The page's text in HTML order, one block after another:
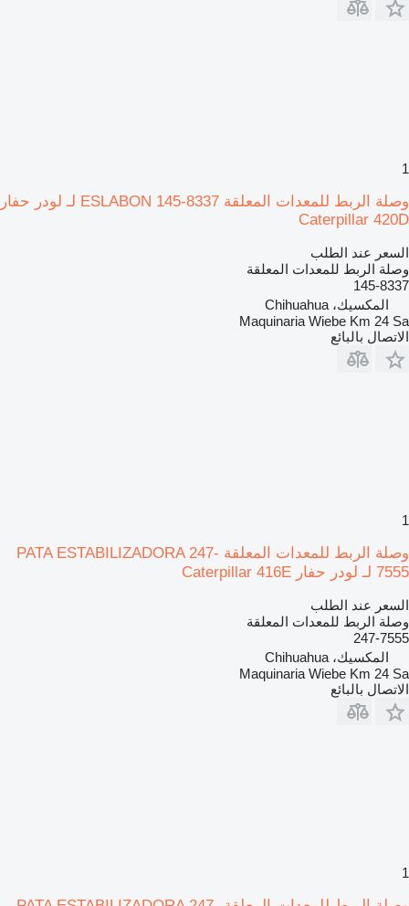
1
وصلة الربط للمعدات المعلقة ESLABON 145-8337 لـ لودر حفار
Caterpillar 420D
السعر عند الطلب
وصلة الربط للمعدات المعلقة
145-8337
المكسيك، Chihuahua
Maquinaria Wiebe Km 24 Sa
الاتصال بالبائع
1
وصلة الربط للمعدات المعلقة PATA ESTABILIZADORA 247-
7555 لـ لودر حفار Caterpillar 416E
السعر عند الطلب
وصلة الربط للمعدات المعلقة
247-7555
المكسيك، Chihuahua
Maquinaria Wiebe Km 24 Sa
الاتصال بالبائع
1